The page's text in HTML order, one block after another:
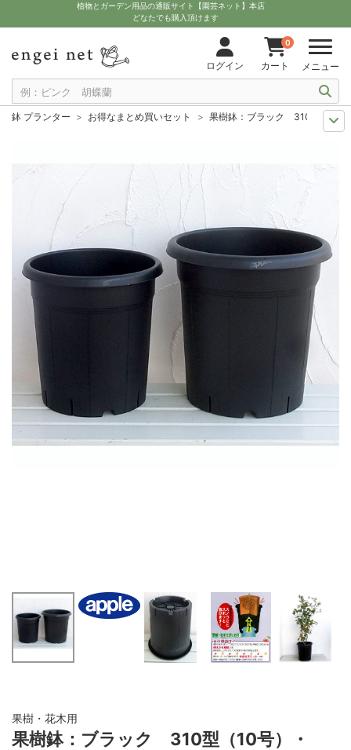
植物とガーデン用品の通販サイト【園芸ネット】本店
どなたでも購入頂けます
ログイン
0
カート メニュー
鉢 プランター お得なまとめ買いセット
果樹鉢：ブラック 310型（10
果樹鉢：ブラック 310型（10号）・365
果樹鉢：ブラック 310型（10号）・365
果樹・花木用
果樹鉢：ブラック 310型（10号）・